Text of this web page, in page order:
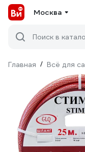
Москва
Поиск в
Главная / Всё для